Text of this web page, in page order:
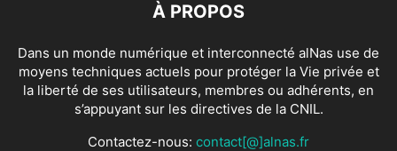
À PROPOS
Dans un monde numérique et interconnecté alNas use de
moyens techniques actuels pour protéger la Vie privée et
la liberté de ses utilisateurs, membres ou adhérents, en
s’appuyant sur les directives de la CNIL.
Contactez-nous: contact[@]alnas.fr